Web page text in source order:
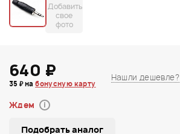
Добавить
свое
фото
640 ₽
35 ₽ набонусную карту
Нашли дешевле?
Ждем i
Подобрать аналог